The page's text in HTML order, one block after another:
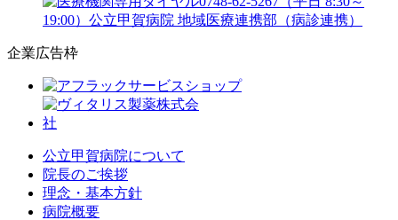
企業広告枠
公立甲賀病院について
院長のご挨拶
理念・基本方針
病院概要